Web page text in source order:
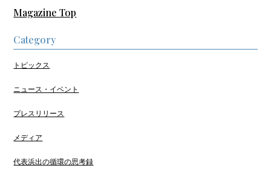
Magazine Top
Category
トピックス
ニュース・イベント
プレスリリース
メディア
代表浜出の循環の思考録